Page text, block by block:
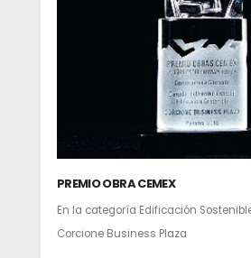
PREMIO OBRA CEMEX
En la categoría Edificación
Corcione Business Plaza